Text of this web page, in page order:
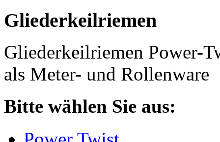
Gliederkeilriemen
Gliederkeilriemen Power-
als Meter- und Rollenware
Bitte wählen Sie aus: